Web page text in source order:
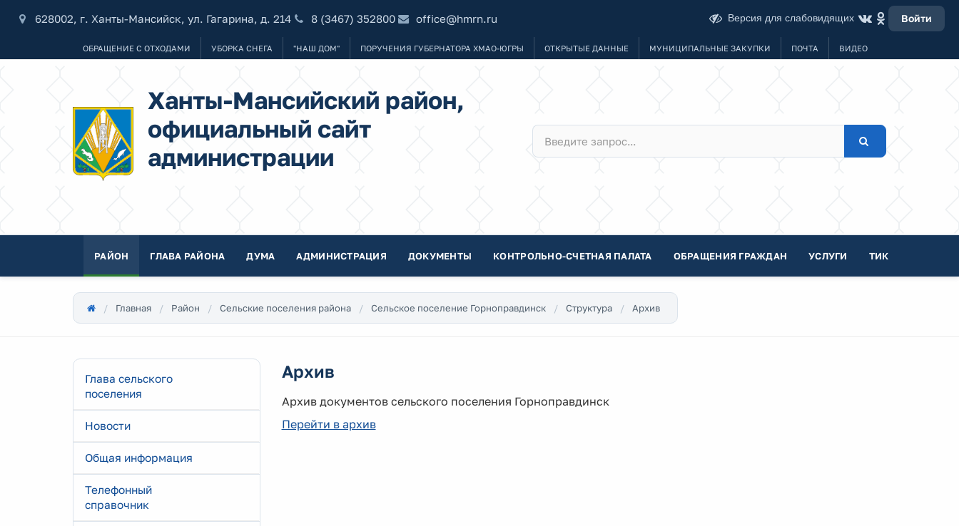
628002, г. Ханты-Мансийск, ул. Гагарина, д. 214 8 (3467) 352800 office@hmrn.ru Версия для слабовидящих Войти
ОБРАЩЕНИЕ С ОТХОДАМИ УБОРКА СНЕГА "НАШ ДОМ" ПОРУЧЕНИЯ ГУБЕРНАТОРА ХМАО-ЮГРЫ ОТКРЫТЫЕ ДАННЫЕ МУНИЦИПАЛЬНЫЕ ЗАКУПКИ ПОЧТА ВИДЕО
Ханты-Мансийский район,
официальный сайт
администрации
РАЙОН ГЛАВА РАЙОНА ДУМА АДМИНИСТРАЦИЯ ДОКУМЕНТЫ КОНТРОЛЬНО-СЧЕТНАЯ ПАЛАТА ОБРАЩЕНИЯ ГРАЖДАН УСЛУГИ ТИК
Главная Район Сельские поселения района Сельское поселение Горноправдинск Структура Архив
Глава сельского
поселения
Новости
Общая информация
Телефонный
справочник
Архив
Архив документов сельского поселения Горноправдинск
Перейти в архив